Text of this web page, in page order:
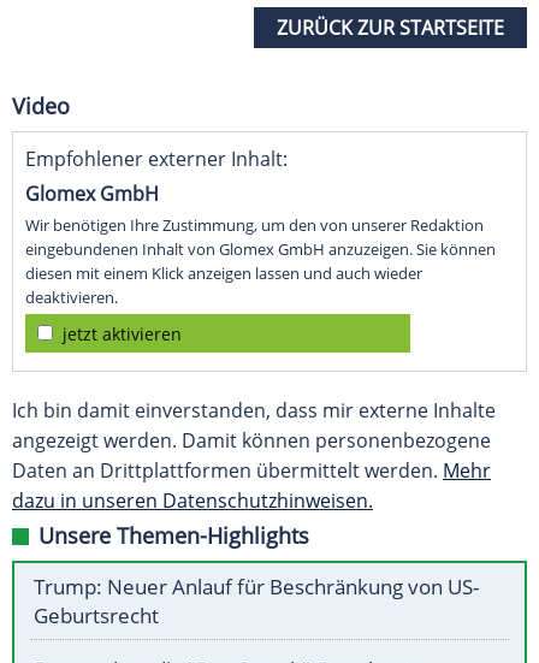
ZURÜCK ZUR STARTSEITE
Video
Empfohlener externer Inhalt:
Glomex GmbH
Wir benötigen Ihre Zustimmung, um den von unserer Redaktion
eingebundenen Inhalt von Glomex GmbH anzuzeigen. Sie können
diesen mit einem Klick anzeigen lassen und auch wieder
deaktivieren.
jetzt aktivieren
Ich bin damit einverstanden, dass mir externe Inhalte
angezeigt werden. Damit können personenbezogene
Daten an Drittplattformen übermittelt werden. Mehr
dazu in unseren Datenschutzhinweisen.
Unsere Themen-Highlights
Trump: Neuer Anlauf für Beschränkung von US-
Geburtsrecht